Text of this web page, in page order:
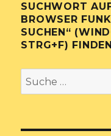
SUCHWORT
BROWSER
SUCHEN“
STRG+F)
Suche
nach: